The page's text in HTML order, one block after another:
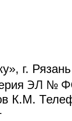
г.
ЭЛ №
К.М.